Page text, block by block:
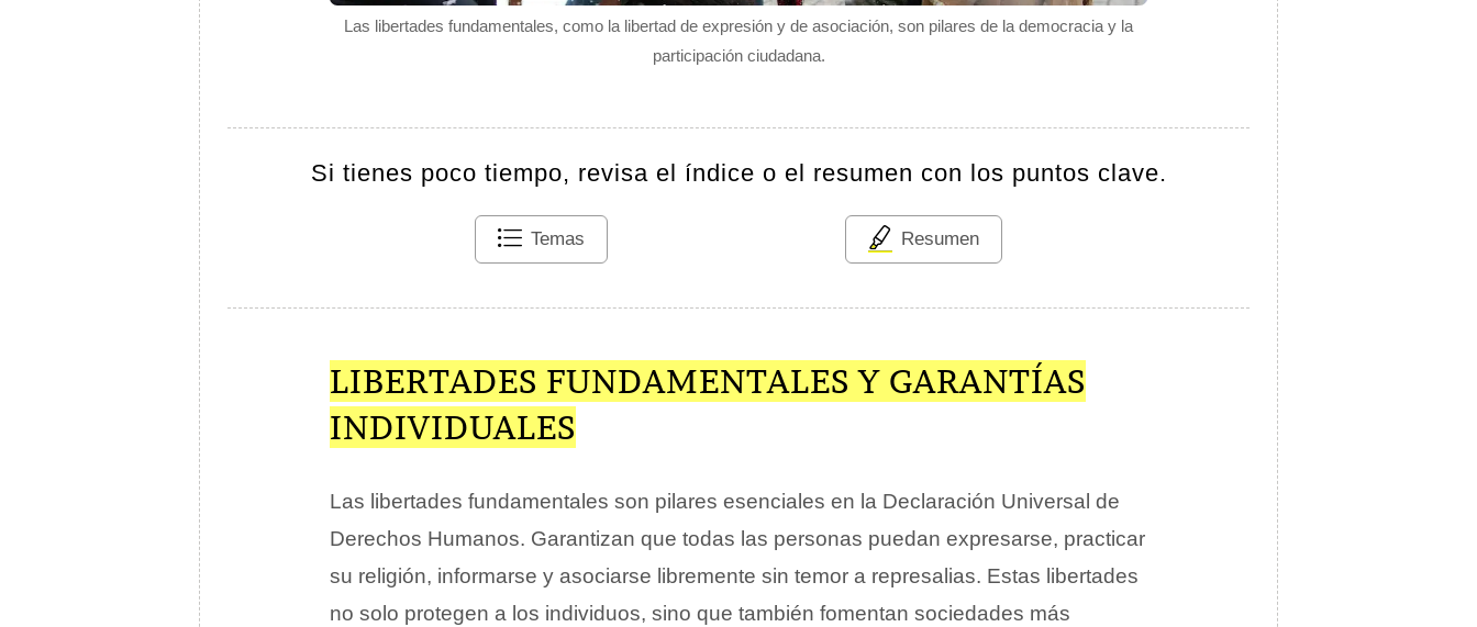
Las libertades fundamentales, como la libertad de expresión y de asociación, son pilares de la democracia y la
participación ciudadana.
Si tienes poco tiempo, revisa el índice o el resumen con los puntos clave.
Temas Resumen
LIBERTADES FUNDAMENTALES Y GARANTÍAS
INDIVIDUALES
Las libertades fundamentales son pilares esenciales en la Declaración Universal de
Derechos Humanos. Garantizan que todas las personas puedan expresarse, practicar
su religión, informarse y asociarse libremente sin temor a represalias. Estas libertades
no solo protegen a los individuos, sino que también fomentan sociedades más